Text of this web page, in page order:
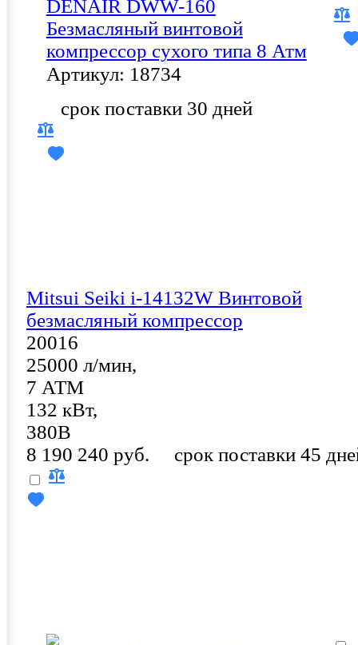
DENAIR DWW-160
Безмасляный винтовой
компрессор сухого типа 8 Атм
Артикул: 18734
срок поставки 30 дней
Mitsui Seiki i-14132W Винтовой
безмасляный компрессор
20016
25000 л/мин,
7 АТМ
132 кВт,
380В
8 190 240 руб.
срок поставки 45